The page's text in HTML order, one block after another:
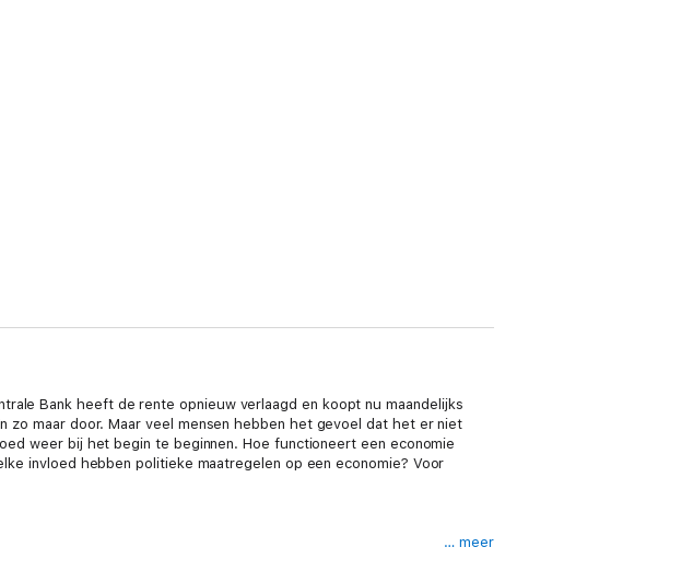
Bank heeft de rente opnieuw verlaagd en koopt nu maandelijks
zo maar door. Maar veel mensen hebben het gevoel dat het er niet
weer bij het begin te beginnen. Hoe functioneert een economie
invloed hebben politieke maatregelen op een economie? Voor
… meer